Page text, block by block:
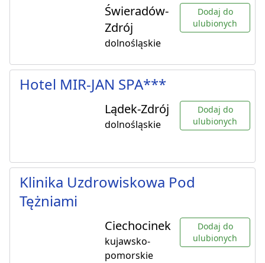
Świeradów-
Zdrój
dolnośląskie
Dodaj do
ulubionych
Hotel MIR-JAN SPA***
Lądek-Zdrój
dolnośląskie
Dodaj do
ulubionych
Klinika Uzdrowiskowa Pod
Tężniami
Ciechocinek
kujawsko-
pomorskie
Dodaj do
ulubionych